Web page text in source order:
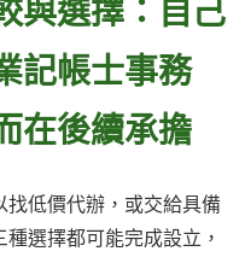
與選擇：自己
記帳士事務
在後續承擔
低價代辦，或交給具備
種選擇都可能完成設立，